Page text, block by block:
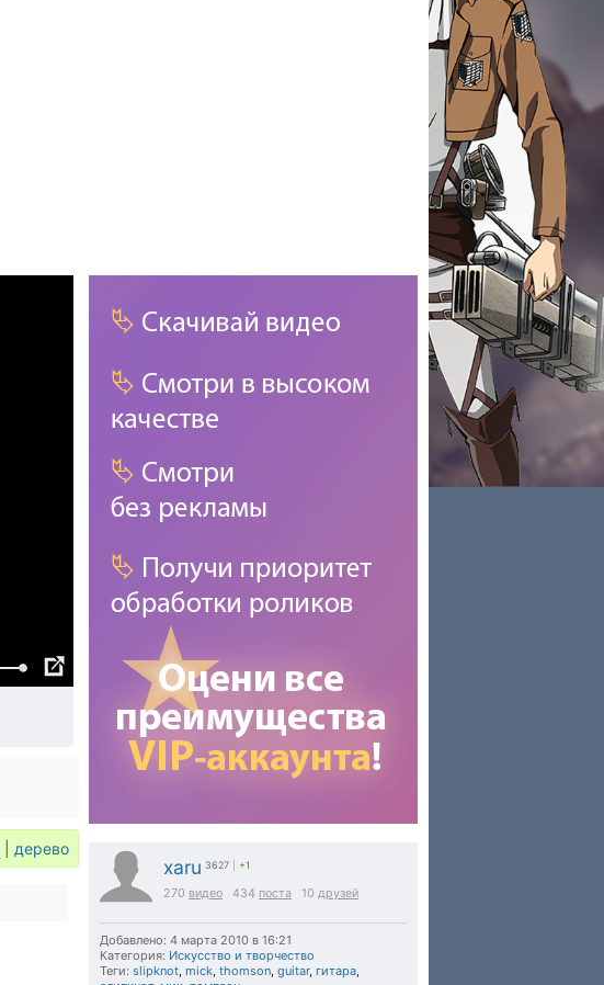
xaru 3627 +1
270 видео 434 поста 10 друзей
Добавлено: 4 марта 2010 в 16:21
Категория: Искусство и творчество
Теги: slipknot, mick, thomson, guitar, гитара,
дерево